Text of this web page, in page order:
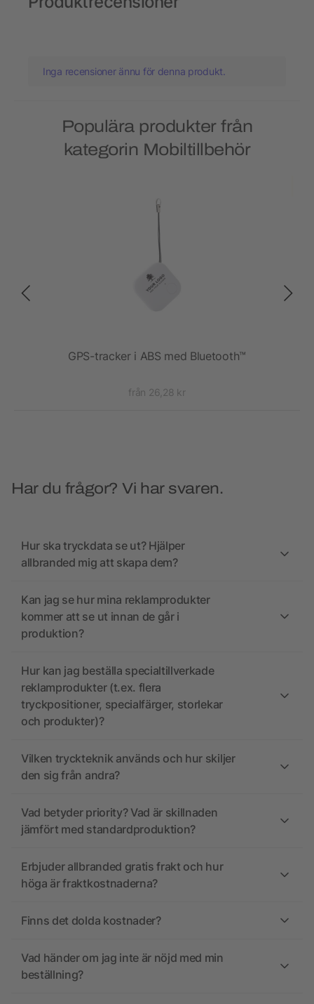
Inga recensioner ännu för denna produkt.
Populära produkter från
kategorin Mobiltillbehör
GPS-tracker i ABS med Bluetooth™
från 26,28 kr
Har du frågor? Vi har svaren.
Hur ska tryckdata se ut? Hjälper
allbranded mig att skapa dem?
Kan jag se hur mina reklamprodukter
kommer att se ut innan de går i
produktion?
Hur kan jag beställa specialtillverkade
reklamprodukter (t.ex. flera
tryckpositioner, specialfärger, storlekar
och produkter)?
Vilken tryckteknik används och hur skiljer
den sig från andra?
Vad betyder priority? Vad är skillnaden
jämfört med standardproduktion?
Erbjuder allbranded gratis frakt och hur
höga är fraktkostnaderna?
Finns det dolda kostnader?
Vad händer om jag inte är nöjd med min
beställning?